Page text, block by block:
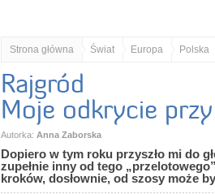
Strona główna Świat Europa Polska
Rajgród
Moje odkrycie
Autorka: Anna Zaborska
Dopiero w tym roku przyszło mi do
zupełnie inny od tego
kroków, dosłownie, od szosy może